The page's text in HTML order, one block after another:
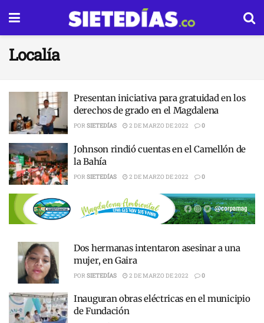
Localía
Presentan iniciativa para gratuidad en los
derechos de grado en el Magdalena
POR SIETEDÍAS 2 DE MARZO DE 2022 0
Johnson rindió cuentas en el Camellón de
la Bahía
POR SIETEDÍAS 2 DE MARZO DE 2022 0
Dos hermanas intentaron asesinar a una
mujer, en Gaira
POR SIETEDÍAS 2 DE MARZO DE 2022 0
Inauguran obras eléctricas en el municipio
de Fundación